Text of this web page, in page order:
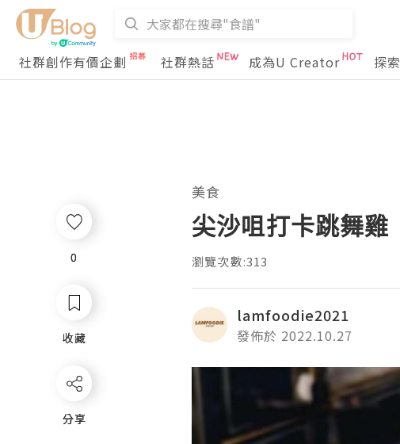
社群創作有價企劃 社群熱話 成為U Creator 探索
0
收藏
分享
美食
尖沙咀打卡跳舞雞
瀏覽次數:313
lamfoodie2021
發佈於 2022.10.27
0
收藏
分享